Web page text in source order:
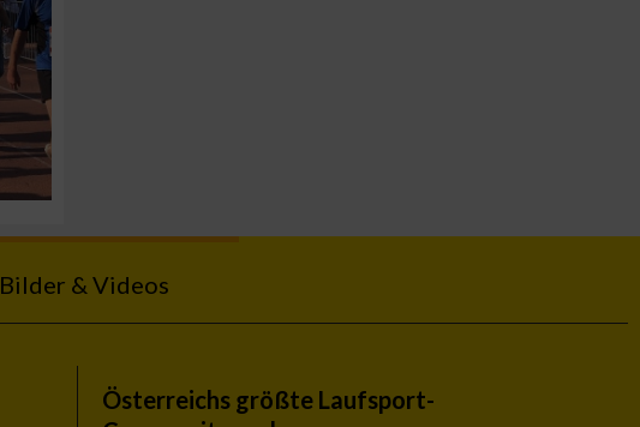
Bilder & Videos
Österreichs größte Laufsport-